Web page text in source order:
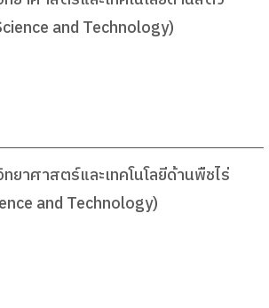
and Technology)
ยาศาสตร์และเทคโนโลยีด้านพืชไร่
and Technology)